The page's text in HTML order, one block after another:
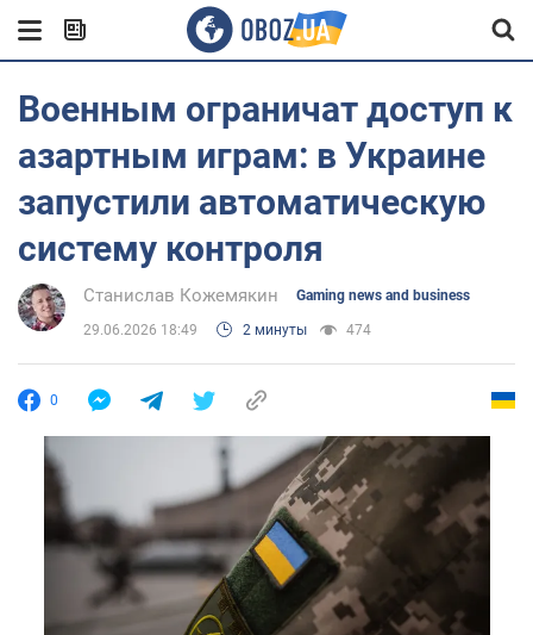
Военным ограничат доступ к
азартным играм: в Украине
запустили автоматическую
систему контроля
Станислав Кожемякин Gaming news and business
29.06.2026 18:49 2 минуты 474
0